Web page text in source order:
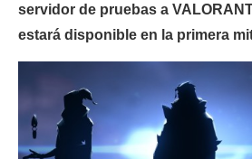
servidor de pruebas a
estará disponible en la primera